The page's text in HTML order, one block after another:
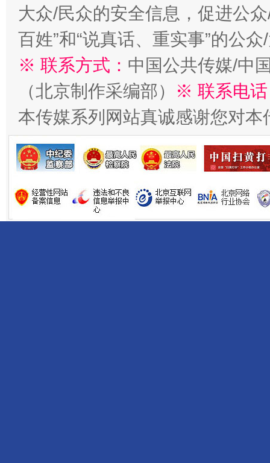
千年窑火 生生不息 一
大众/民众的安全信息，促进公
百姓”和“说真话、重实事”的公
※ 联系方式： 中国公共传媒/中
（北京制作采编部）
※ 联系电
本传媒系列网站真诚感谢您对